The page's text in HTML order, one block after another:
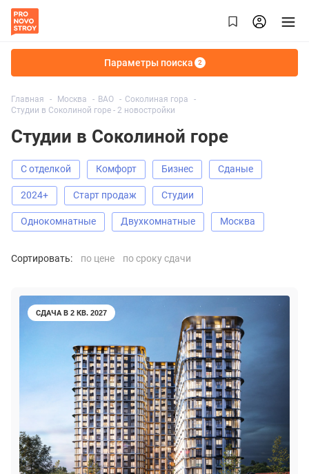
Параметры поиска 2
Главная Москва ВАО
Соколиная гора
Студии в Соколиной горе - 2 новостройки
Студии в Соколиной горе
С отделкой Комфорт Бизнес Сданые
2024+ старт продаж Студии
Однокомнатные Двухкомнатные Москва
Сортировать: по цене по сроку сдачи
СДАЧА В 2 КВ. 2027